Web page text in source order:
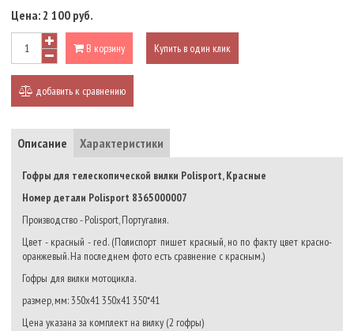
Цена: 2 100 руб.
В корзину Купить в один клик
добавить к сравнению
Описание Характеристики
Гофры для телескопической вилки Polisport, Красные
Номер детали Polisport 8365000007
Производство - Polisport, Португалия.
Цвет - красный - red. (Полиспорт пишет красный, но по факту цвет красно-
оранжевый. На последнем фото есть сравнение с красным.)
Гофры для вилки мотоцикла.
размер, мм: 350х41 350х41 350*41
Цена указана за комплект на вилку (2 гофры)